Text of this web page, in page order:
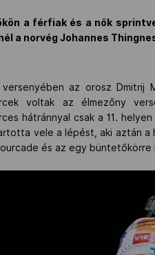
a férfiak és a nők
a norvég Johannes
az orosz Dmitrij
voltak az élmezőny
hátránnyal csak a 11.
vele a lépést, aki aztán a
és az egy